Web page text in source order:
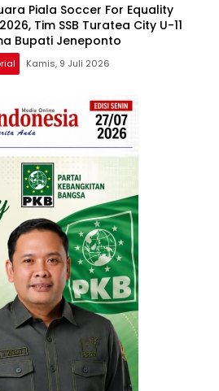
Piala Soccer For Equality
Tim SSB Turatea City U-11
Bupati Jeneponto
Kamis, 9 Juli 2026